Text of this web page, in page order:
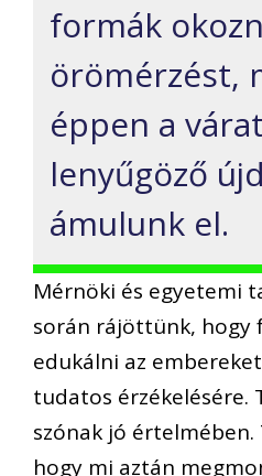
formák
örömérzést,
éppen a
lenyűgöző
ámulunk el.
Mérnöki és egyetemi
során rájöttünk, hogy
edukálni az
tudatos érzékelésére.
szónak jó
hogy mi aztán